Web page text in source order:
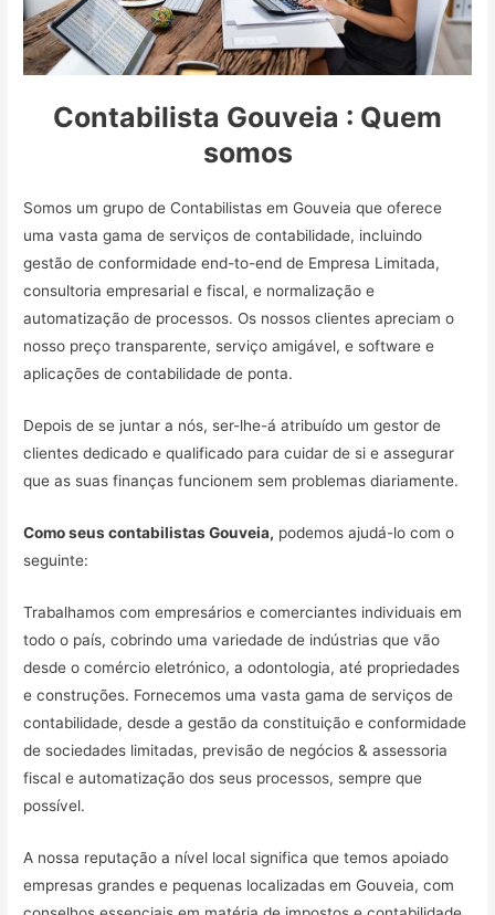
Contabilista Gouveia : Quem
somos
Somos um grupo de Contabilistas em Gouveia que oferece
uma vasta gama de serviços de contabilidade, incluindo
gestão de conformidade end-to-end de Empresa Limitada,
consultoria empresarial e fiscal, e normalização e
automatização de processos. Os nossos clientes apreciam o
nosso preço transparente, serviço amigável, e software e
aplicações de contabilidade de ponta.
Depois de se juntar a nós, ser-lhe-á atribuído um gestor de
clientes dedicado e qualificado para cuidar de si e assegurar
que as suas finanças funcionem sem problemas diariamente.
Como seus contabilistas Gouveia, podemos ajudá-lo com o
seguinte:
Trabalhamos com empresários e comerciantes individuais em
todo o país, cobrindo uma variedade de indústrias que vão
desde o comércio eletrónico, a odontologia, até propriedades
e construções. Fornecemos uma vasta gama de serviços de
contabilidade, desde a gestão da constituição e conformidade
de sociedades limitadas, previsão de negócios & assessoria
fiscal e automatização dos seus processos, sempre que
possível.
A nossa reputação a nível local significa que temos apoiado
empresas grandes e pequenas localizadas em Gouveia, com